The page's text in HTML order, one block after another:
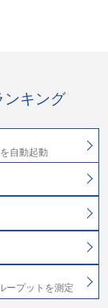
ンキング
自動起動
ープットを測定